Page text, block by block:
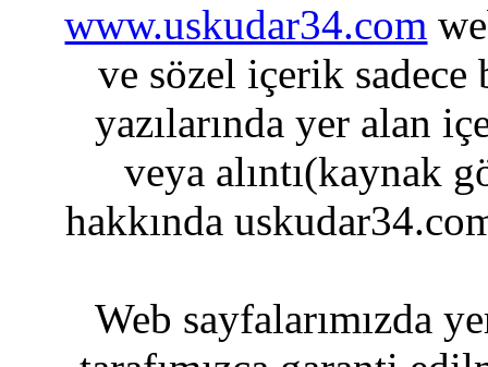
www.uskudar34.com
ve sözel içerik sadece
yazılarında yer alan
veya alıntı(kaynak
hakkında
Web sayfalarımızda